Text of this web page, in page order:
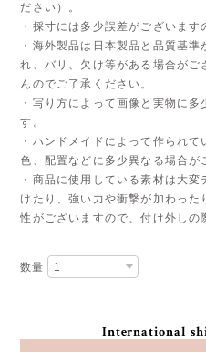
ださい）。
・採寸には多少誤差がございます
・海外製品は日本製品と品質基
れ、バリ、欠け等がある場合が
んのでご了承ください。
・写り方によって画像と実物に
す。
・ハンドメイドによって作られて
色、配置などに多少異なる場合が
・商品に使用している素材は大
けたり、強い力や衝撃が加わっ
性がございますので、付け外しの
数量
International